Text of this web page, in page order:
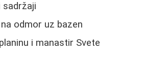
sadržaji
odmor uz bazen
i manastir Svete